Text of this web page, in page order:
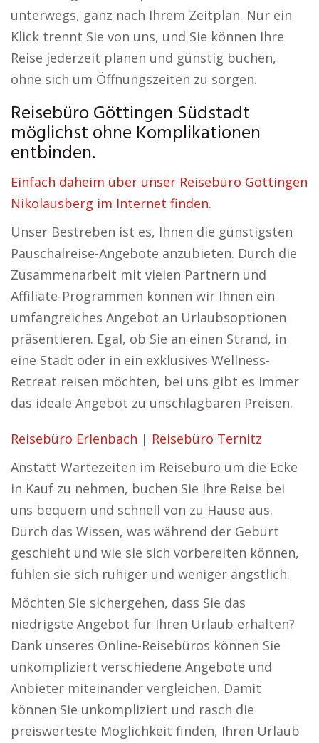
unterwegs, ganz nach Ihrem Zeitplan. Nur ein
Klick trennt Sie von uns, und Sie können Ihre
Reise jederzeit planen und günstig buchen,
ohne sich um Öffnungszeiten zu sorgen.
Reisebüro Göttingen Südstadt
möglichst ohne Komplikationen
entbinden.
Einfach daheim über unser Reisebüro Göttingen
Nikolausberg im Internet finden.
Unser Bestreben ist es, Ihnen die günstigsten
Pauschalreise-Angebote anzubieten. Durch die
Zusammenarbeit mit vielen Partnern und
Affiliate-Programmen können wir Ihnen ein
umfangreiches Angebot an Urlaubsoptionen
präsentieren. Egal, ob Sie an einen Strand, in
eine Stadt oder in ein exklusives Wellness-
Retreat reisen möchten, bei uns gibt es immer
das ideale Angebot zu unschlagbaren Preisen.
Reisebüro Erlenbach | Reisebüro Ternitz
Anstatt Wartezeiten im Reisebüro um die Ecke
in Kauf zu nehmen, buchen Sie Ihre Reise bei
uns bequem und schnell von zu Hause aus.
Durch das Wissen, was während der Geburt
geschieht und wie sie sich vorbereiten können,
fühlen sie sich ruhiger und weniger ängstlich.
Möchten Sie sichergehen, dass Sie das
niedrigste Angebot für Ihren Urlaub erhalten?
Dank unseres Online-Reisebüros können Sie
unkompliziert verschiedene Angebote und
Anbieter miteinander vergleichen. Damit
können Sie unkompliziert und rasch die
preiswerteste Möglichkeit finden, Ihren Urlaub